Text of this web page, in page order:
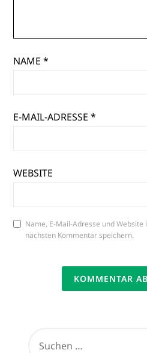
NAME*
E-MAIL-ADRESSE*
WEBSITE
Name, E-Mail-Adresse und
nächsten Kommentar speichern.
NACH: